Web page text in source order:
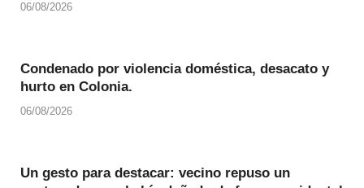
06/08/2026
Condenado por violencia doméstica, desacato y
hurto en Colonia.
06/08/2026
Un gesto para destacar: vecino repuso un